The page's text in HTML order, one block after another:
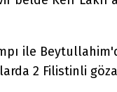
ile
2 Filistinli